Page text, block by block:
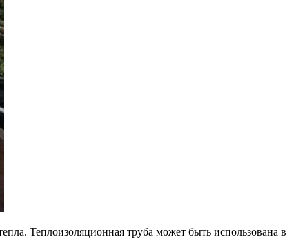
Теплоизоляционная труба может быть использована в